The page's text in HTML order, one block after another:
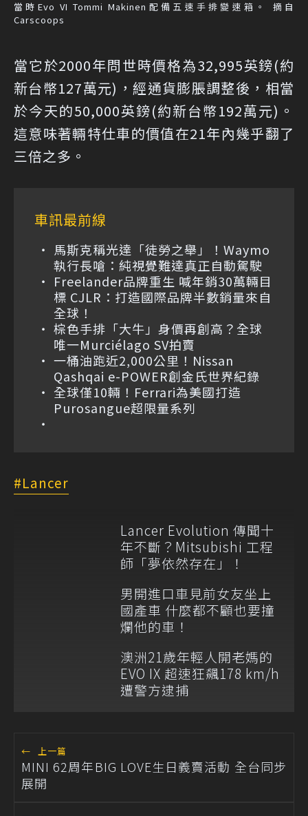
當時Evo VI Tommi Makinen配備五速手排變速箱。 摘自
Carscoops
當它於2000年問世時價格為32,995英鎊(約
新台幣127萬元)，經通貨膨脹調整後，相當
於今天的50,000英鎊(約新台幣192萬元)。
這意味著輛特仕車的價值在21年內幾乎翻了
三倍之多。
車訊最前線
馬斯克稱光達「徒勞之舉」！Waymo
執行長嗆：純視覺難達真正自動駕駛
Freelander品牌重生 喊年銷30萬輛目
標 CJLR：打造國際品牌半數銷量來自
全球！
棕色手排「大牛」身價再創高？全球
唯一Murciélago SV拍賣
一桶油跑近2,000公里！Nissan
Qashqai e-POWER創金氏世界紀錄
全球僅10輛！Ferrari為美國打造
Purosangue超限量系列
Lancer
Lancer Evolution 傳聞十
年不斷？Mitsubishi 工程
師「夢依然存在」！
男開進口車見前女友坐上
國產車 什麼都不顧也要撞
爛他的車！
澳洲21歲年輕人開老媽的
EVO IX 超速狂飆178 km/h
遭警方逮捕
← 上一篇
MINI 62周年BIG LOVE生日義賣活動 全台同步
展開